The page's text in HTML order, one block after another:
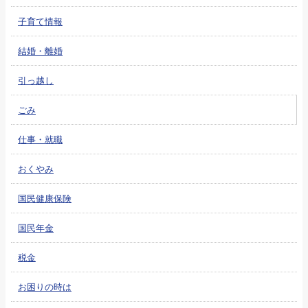
子育て情報
結婚・離婚
引っ越し
ごみ
仕事・就職
おくやみ
国民健康保険
国民年金
税金
お困りの時は